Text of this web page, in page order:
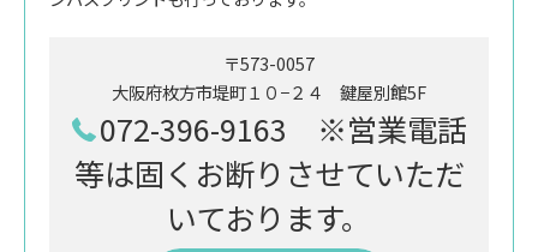
〒573-0057
大阪府枚方市堤町１０−２４ 鍵屋別館5F
072-396-9163 ※営業電話
等は固くお断りさせていただ
いております。